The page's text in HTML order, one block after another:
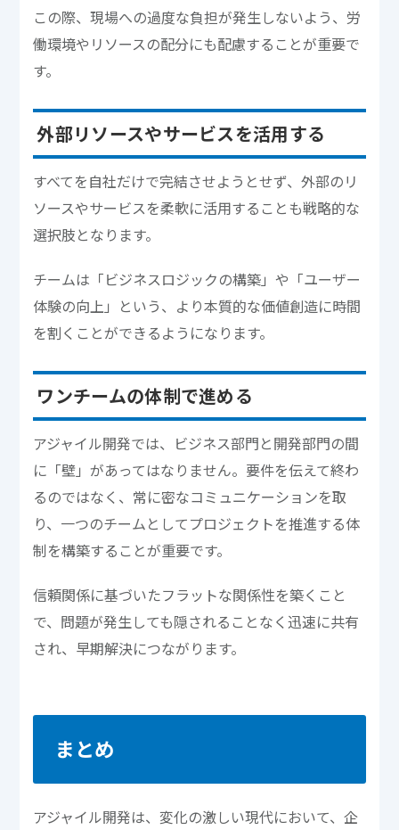
この際、現場への過度な負担が発生しないよう、労
働環境やリソースの配分にも配慮することが重要で
す。
外部リソースやサービスを活用する
すべてを自社だけで完結させようとせず、外部のリ
ソースやサービスを柔軟に活用することも戦略的な
選択肢となります。
チームは「ビジネスロジックの構築」や「ユーザー
体験の向上」という、より本質的な価値創造に時間
を割くことができるようになります。
ワンチームの体制で進める
アジャイル開発では、ビジネス部門と開発部門の間
に「壁」があってはなりません。要件を伝えて終わ
るのではなく、常に密なコミュニケーションを取
り、一つのチームとしてプロジェクトを推進する体
制を構築することが重要です。
信頼関係に基づいたフラットな関係性を築くこと
で、問題が発生しても隠されることなく迅速に共有
され、早期解決につながります。
まとめ
アジャイル開発は、変化の激しい現代において、企